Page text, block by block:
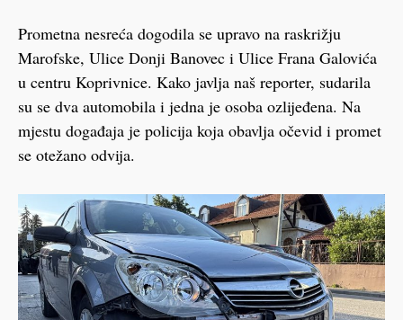
Prometna nesreća dogodila se upravo na raskrižju
Marofske, Ulice Donji Banovec i Ulice Frana Galovića
u centru Koprivnice. Kako javlja naš reporter, sudarila
su se dva automobila i jedna je osoba ozlijeđena. Na
mjestu događaja je policija koja obavlja očevid i promet
se otežano odvija.